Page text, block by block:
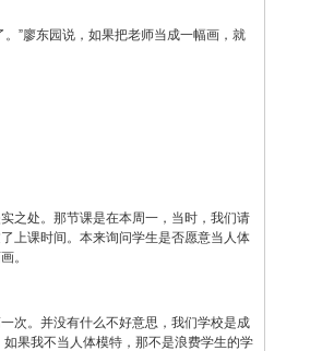
”廖东园说，如果把老师当成一幅画，就
之处。那节课是在本周一，当时，我们请
上课时间。本来询问学生是否愿意当人体
。
次。并没有什么不好意思，我们学校是成
果我不当人体模特，那不是浪费学生的学